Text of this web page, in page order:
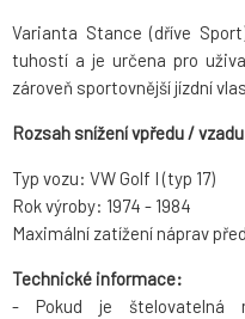
Varianta Stance (dříve
tuhostí a je určena pro
zároveň sportovnější jízdní
Rozsah snížení vpředu /
Typ vozu: VW Golf I (typ 17)
Rok výroby: 1974 - 1984
Maximální zatížení náprav
Technické informace:
- Pokud je štelovatelná